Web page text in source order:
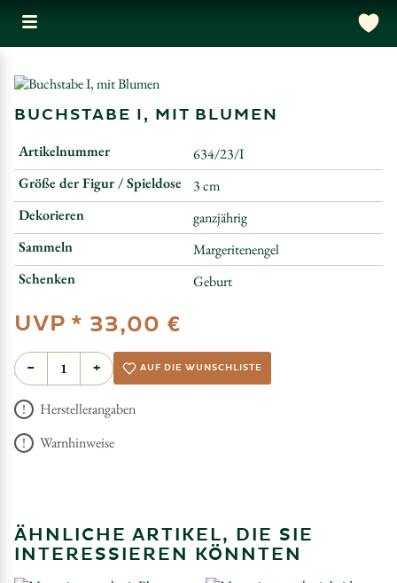
BUCHSTABE I, MIT BLUMEN
Artikelnummer
634/23/I
Größe der Figur / Spieldose
3 cm
Dekorieren
ganzjährig
Sammeln
Margeritenengel
Schenken
Geburt
UVP * 33,00 €
− + AUF DIE WUNSCHLISTE
Herstellerangaben
Warnhinweise
ÄHNLICHE ARTIKEL, DIE SIE
INTERESSIEREN KÖNNTEN